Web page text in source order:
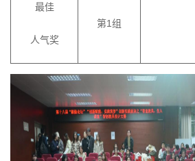
最佳
人气奖
第1组